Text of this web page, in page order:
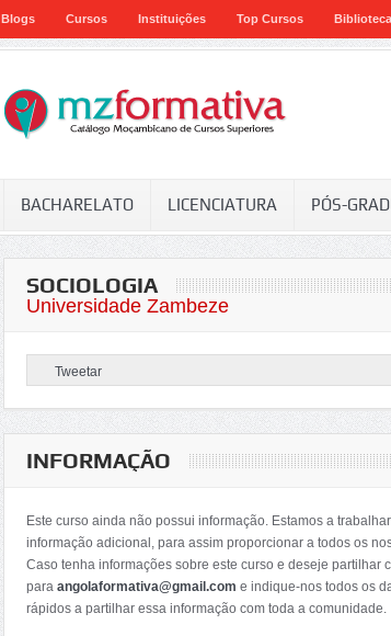
Blogs Cursos Instituições Top Cursos Biblioteca
BACHARELATO LICENCIATURA PÓS-
SOCIOLOGIA
Universidade Zambeze
Tweetar
INFORMAÇÃO
Este curso ainda não possui informação. Estamos a
informação adicional, para assim proporcionar a todos os
Caso tenha informações sobre este curso e deseje partilhar
para angolaformativa@gmail.com e indique-nos todos os
rápidos a partilhar essa informação com toda a comunidade.